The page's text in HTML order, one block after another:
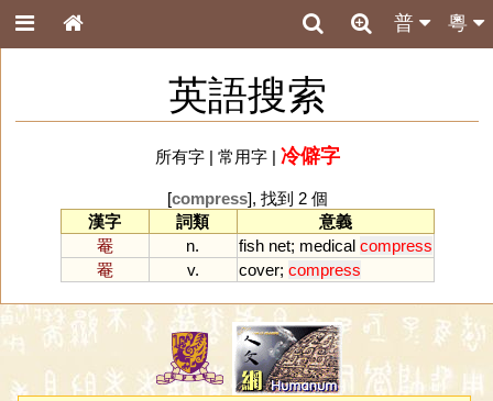
粵
普
英語搜索
所有字| 常用字| 冷僻字
[compress], 找到 2 個
漢字
詞類
意義
罨
n. fish net; medical compress
罨
v. cover; compress